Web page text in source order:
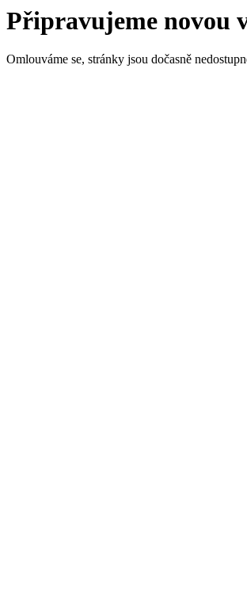
Připravujeme novou
Omlouváme se, stránky jsou dočasně